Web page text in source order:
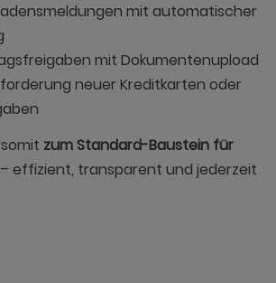
mit automatischer
mit Dokumentenupload
neuer Kreditkarten oder
zum Standard-Baustein für
effizient, transparent und jederzeit